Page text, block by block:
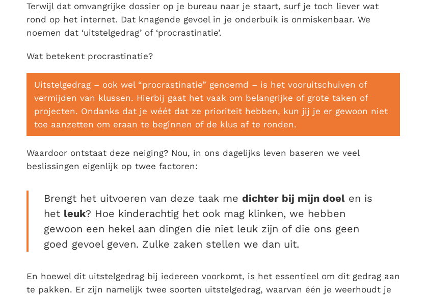
Terwijl dat omvangrijke dossier op je bureau naar je staart, surf je toch liever wat
rond op het internet. Dat knagende gevoel in je onderbuik is onmiskenbaar. We
noemen dat ‘uitstelgedrag’ of ‘procrastinatie’.
Wat betekent procrastinatie?
Uitstelgedrag – ook wel “procrastinatie” genoemd – is het vooruitschuiven of
vermijden van klussen. Hierbij gaat het vaak om belangrijke of grote taken of
projecten. Ondanks dat je wéét dat ze prioriteit hebben, kun jij je er gewoon niet
toe aanzetten om eraan te beginnen of de klus af te ronden.
Waardoor ontstaat deze neiging? Nou, in ons dagelijks leven baseren we veel
beslissingen eigenlijk op twee factoren:
Brengt het uitvoeren van deze taak me dichter bij mijn doel en is
het leuk? Hoe kinderachtig het ook mag klinken, we hebben
gewoon een hekel aan dingen die niet leuk zijn of die ons geen
goed gevoel geven. Zulke zaken stellen we dan uit.
En hoewel dit uitstelgedrag bij iedereen voorkomt, is het essentieel om dit gedrag aan
te pakken. Er zijn namelijk twee soorten uitstelgedrag, waarvan één je weerhoudt je